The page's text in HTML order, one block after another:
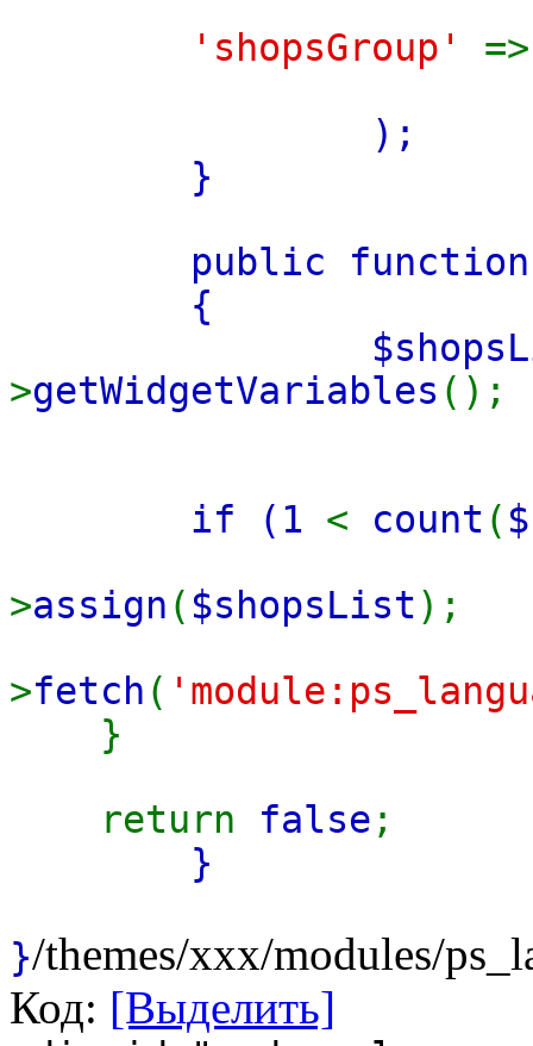
'shopsGroup'
);
}
public
{
>getWidgetVariables ();
if ( 1 < count (
>assign ( $shopsList);
>fetch (
}
return false ;
}
}/themes/xxx/modules/
Код: [Выделить]